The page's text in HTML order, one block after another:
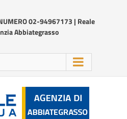
02-94967173 | Reale
Abbiategrasso